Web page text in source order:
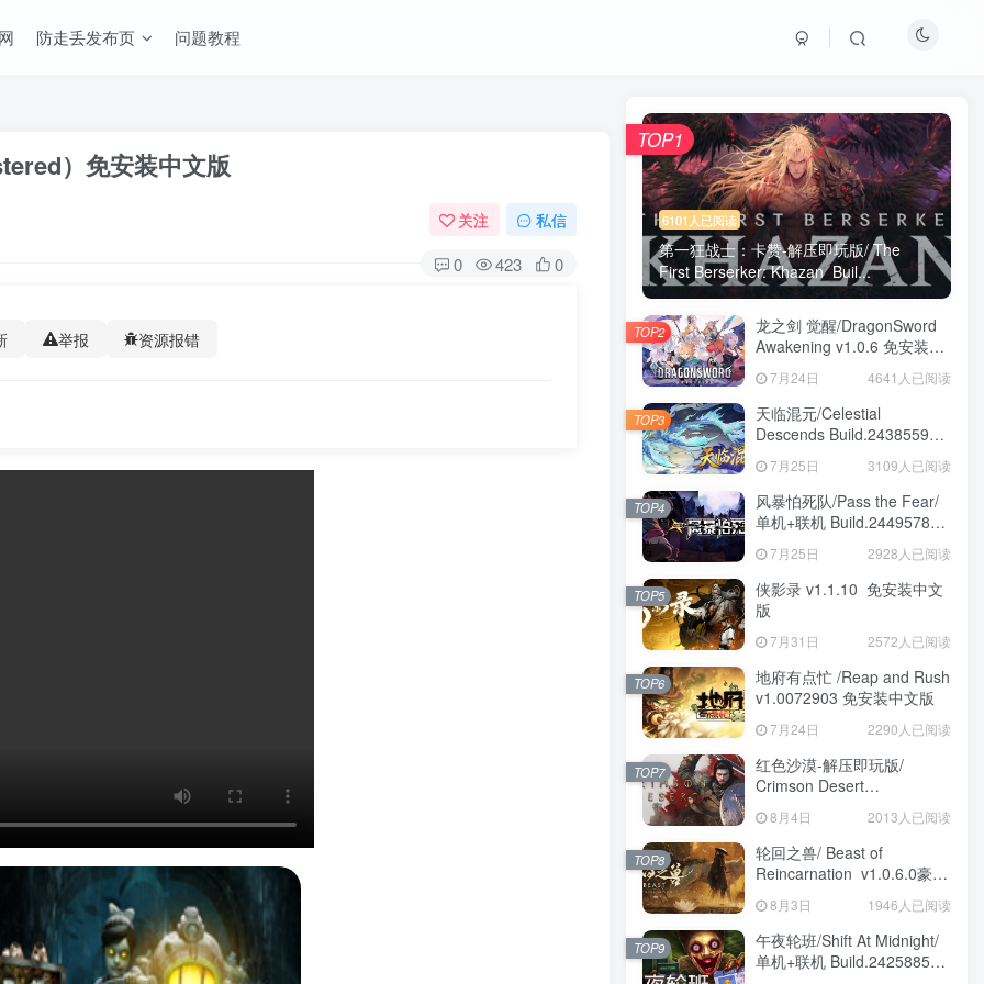
防走丢发布页 问题教程
）免安装中文版
关注 私信
0 423 0
举报 资源报错
6101人已阅读
第一狂战士：卡赞-解压即玩版/ The
First Berserker: Khazan Buil...
TOP1
龙之剑 觉醒/DragonSword
Awakening v1.0.6 免安装中
7月24日 4641人已阅读
TOP2
天临混元/Celestial
Descends Build.24385591
7月25日 3109人已阅读
TOP3
风暴怕死队/Pass the Fear/
单机+联机 Build.24495782
7月25日 2928人已阅读
TOP4
侠影录 v1.1.10 免安装中文
版
7月31日 2572人已阅读
TOP5
地府有点忙 /Reap and Rush
v1.0072903 免安装中文版
7月24日 2290人已阅读
TOP6
红色沙漠-解压即玩版/
Crimson Desert
HYPERVISOR v1.14.00 免
安装中文版
8月4日 2013人已阅读
TOP7
轮回之兽/ Beast of
Reincarnation v1.0.6.0豪华
8月3日 1946人已阅读
TOP8
午夜轮班/Shift At Midnight/
单机+联机 Build.24258857
TOP9